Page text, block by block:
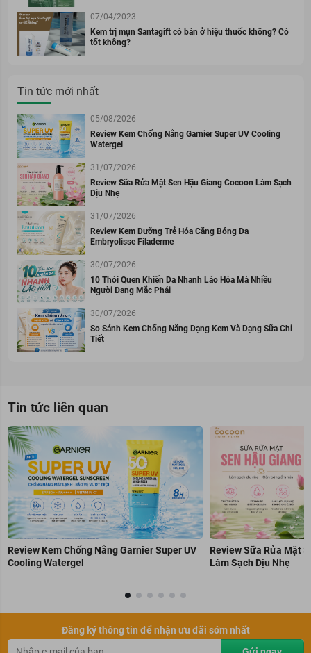
07/04/2023
Kem trị mụn Santagift có bán ở hiệu thuốc không? Có
tốt không?
Tin tức mới nhất
05/08/2026
Review Kem Chống Nắng Garnier Super UV Cooling
Watergel
31/07/2026
Review Sữa Rửa Mặt Sen Hậu Giang Cocoon Làm Sạch
Dịu Nhẹ
31/07/2026
Review Kem Dưỡng Trẻ Hóa Căng Bóng Da
Embryolisse Filaderme
30/07/2026
10 Thói Quen Khiến Da Nhanh Lão Hóa Mà Nhiều
Người Đang Mắc Phải
30/07/2026
So Sánh Kem Chống Nắng Dạng Kem Và Dạng Sữa Chi
Tiết
Tin tức liên quan
Review Kem Chống Nắng Garnier Super UV
Cooling Watergel
Review Sữa Rửa Mặt
Làm Sạch Dịu Nhẹ
Đăng ký thông tin để nhận ưu đãi sớm nhất